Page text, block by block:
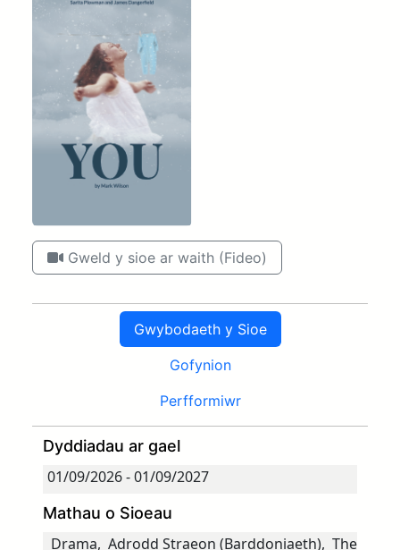
Gweld y sioe ar waith (Fideo)
Gwybodaeth y Sioe
Gofynion
Perfformiwr
Dyddiadau ar gael
Mathau o Sioeau